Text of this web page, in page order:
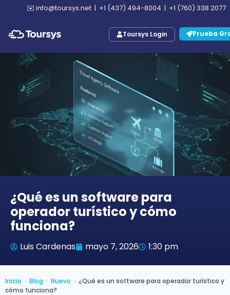
✉️ info@toursys.net | +1 (437) 494-8004 | +1 (760) 338 2077
Toursys Login Prueba
¿Qué es un software para
operador turístico y cómo
funciona?
Luis Cardenas mayo 7, 2026 1:30 pm
Inicio › Blog › Nuevo › ¿Qué es un software para operador turístico y
cómo funciona?